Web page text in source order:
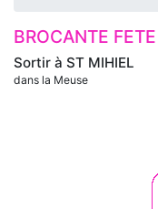
Sortir à ST MIHIEL
dans la Meuse
BROCANTE